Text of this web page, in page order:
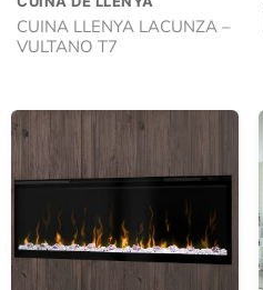
CUINA LLENYA LACUNZA –
VULTANO T7